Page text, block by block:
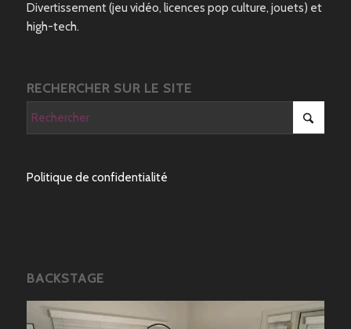
Divertissement (jeu vidéo, licences pop culture, jouets) et
high-tech.
RECHERCHER SUR LE SITE
Politique de confidentialité
BACKSTAGE